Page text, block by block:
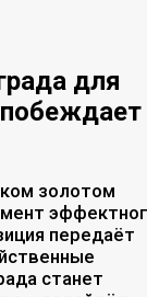
для
побеждает
золотом
передаёт
станет